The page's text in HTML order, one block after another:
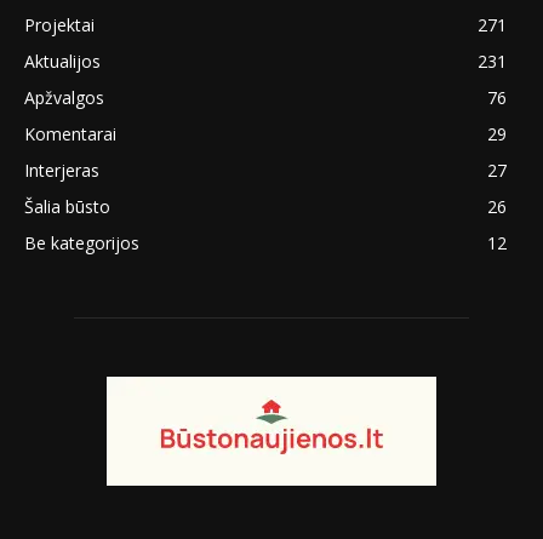
Projektai
271
Aktualijos
231
Apžvalgos
76
Komentarai
29
Interjeras
27
Šalia būsto
26
Be kategorijos
12